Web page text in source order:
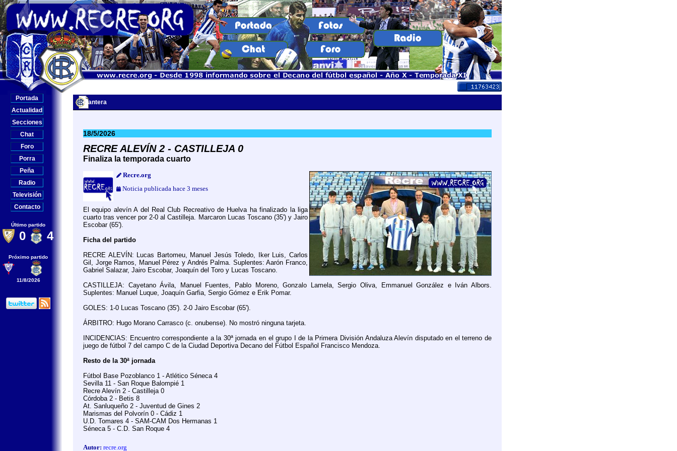
Último partido
0 4
Próximo partido
11/8/2026
Cantera
18/5/2026
RECRE ALEVÍN 2 - CASTILLEJA 0
Finaliza la temporada cuarto
Recre.org
Noticia publicada hace 3 meses
El equipo alevín A del Real Club Recreativo de Huelva ha finalizado la liga
cuarto tras vencer por 2-0 al Castilleja. Marcaron Lucas Toscano (35') y Jairo
Escobar (65').
Ficha del partido
RECRE ALEVÍN: Lucas Bartomeu, Manuel Jesús Toledo, Iker Luis, Carlos
Gil, Jorge Ramos, Manuel Pérez y Andrés Palma. Suplentes: Aarón Franco,
Gabriel Salazar, Jairo Escobar, Joaquín del Toro y Lucas Toscano.
CASTILLEJA: Cayetano Ávila, Manuel Fuentes, Pablo Moreno, Gonzalo Lamela, Sergio Oliva, Emmanuel González e Iván Albors.
Suplentes: Manuel Luque, Joaquín Garfia, Sergio Gómez e Erik Pomar.
GOLES: 1-0 Lucas Toscano (35'). 2-0 Jairo Escobar (65').
ÁRBITRO: Hugo Morano Carrasco (c. onubense). No mostró ninguna tarjeta.
INCIDENCIAS: Encuentro correspondiente a la 30ª jornada en el grupo I de la Primera División Andaluza Alevín disputado en el terreno de
juego de fútbol 7 del campo C de la Ciudad Deportiva Decano del Fútbol Español Francisco Mendoza.
Resto de la 30ª jornada
Fútbol Base Pozoblanco 1 - Atlético Séneca 4
Sevilla 11 - San Roque Balompié 1
Recre Alevín 2 - Castilleja 0
Córdoba 2 - Betis 8
At. Sanluqueño 2 - Juventud de Gines 2
Marismas del Polvorín 0 - Cádiz 1
U.D. Tomares 4 - SAM-CAM Dos Hermanas 1
Séneca 5 - C.D. San Roque 4
Autor: recre.org
Portada
Actualidad
Secciones
Chat
Foro
Porra
Peña
Radio
Televisión
Contacto